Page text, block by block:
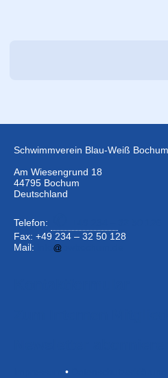
Schwimmverein Blau-Weiß
Am Wiesengrund 18
44795 Bochum
Deutschland
Telefon:
Fax: +49 234 – 32 50 128
Mail:
•